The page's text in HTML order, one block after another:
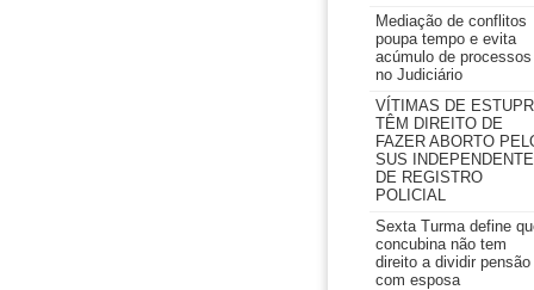
Mediação de conflitos
poupa tempo e evita
acúmulo de processos
no Judiciário
VÍTIMAS DE
TÊM DIREITO DE
FAZER ABORTO
SUS INDEPENDENTE
DE REGISTRO
POLICIAL
Sexta Turma define
concubina não tem
direito a dividir pensão
com esposa